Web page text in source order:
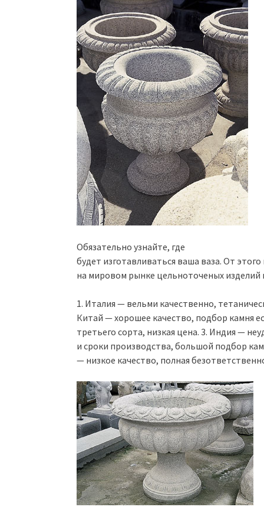
Обязательно узнайте, где
будет изготавливаться ваша ваза. От
на мировом рынке цельноточеных изделий
1. Италия — вельми качественно,
Китай — хорошее качество, подбор камня
третьего сорта, низкая цена. 3. Индия —
и сроки производства, большой подбор
— низкое качество, полная